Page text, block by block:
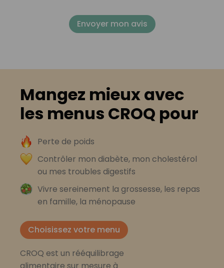
Envoyer mon avis
Mangez mieux avec
les menus CROQ pour
Perte de poids
Contrôler mon diabète, mon cholestérol
ou mes troubles digestifs
Vivre sereinement la grossesse, les repas
en famille, la ménopause
Choisissez votre menu
CROQ est un rééquilibrage